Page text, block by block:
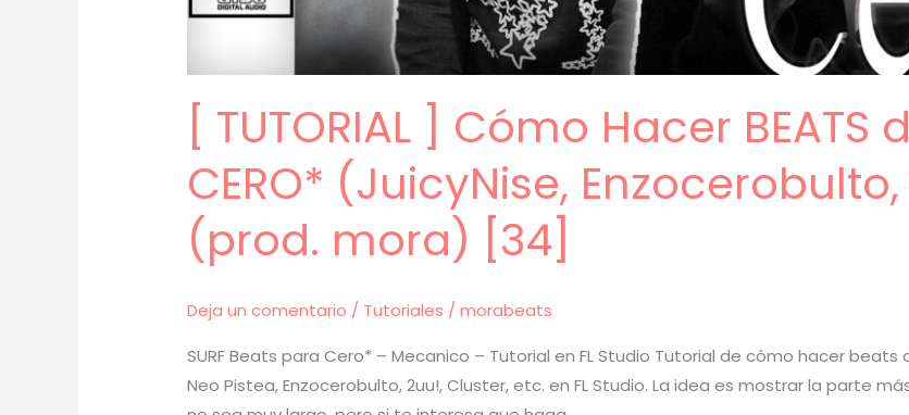
[ TUTORIAL ] Cómo Hacer BEATS
CERO* (JuicyNise,
(prod. mora) [34]
Deja un comentario / Tutoriales /morabeats
SURF Beats para Cero* – Mecanico – Tutorial en FL Studio Tutorial de cómo hacer beats
Neo Pistea, Enzocerobulto, 2uu!, Cluster, etc. en FL Studio. La idea es mostrar la parte